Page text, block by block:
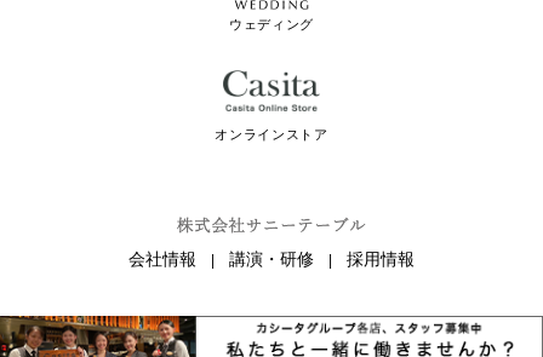
ウェディング
オンラインストア
会社情報 講演・研修 採用情報